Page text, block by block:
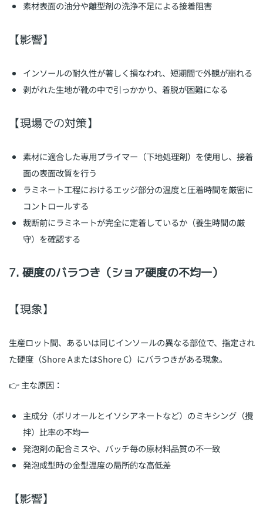
素材表面の油分や離型剤の洗浄不足による接着阻害
【影響】
インソールの耐久性が著しく損なわれ、短期間で外観が崩れる
剥がれた生地が靴の中で引っかかり、着脱が困難になる
【現場での対策】
素材に適合した専用プライマー（下地処理剤）を使用し、接着
面の表面改質を行う
ラミネート工程におけるエッジ部分の温度と圧着時間を厳密に
コントロールする
裁断前にラミネートが完全に定着しているか（養生時間の厳
守）を確認する
7. 硬度のバラつき（ショア硬度の不均一）
【現象】
生産ロット間、あるいは同じインソールの異なる部位で、指定され
た硬度（Shore AまたはShore C）にバラつきがある現象。
👉 主な原因：
主成分（ポリオールとイソシアネートなど）のミキシング（攪
拌）比率の不均一
発泡剤の配合ミスや、バッチ毎の原材料品質の不一致
発泡成型時の金型温度の局所的な高低差
【影響】